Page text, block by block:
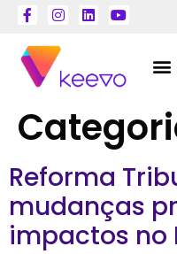
Reforma
mudanças
impactos no